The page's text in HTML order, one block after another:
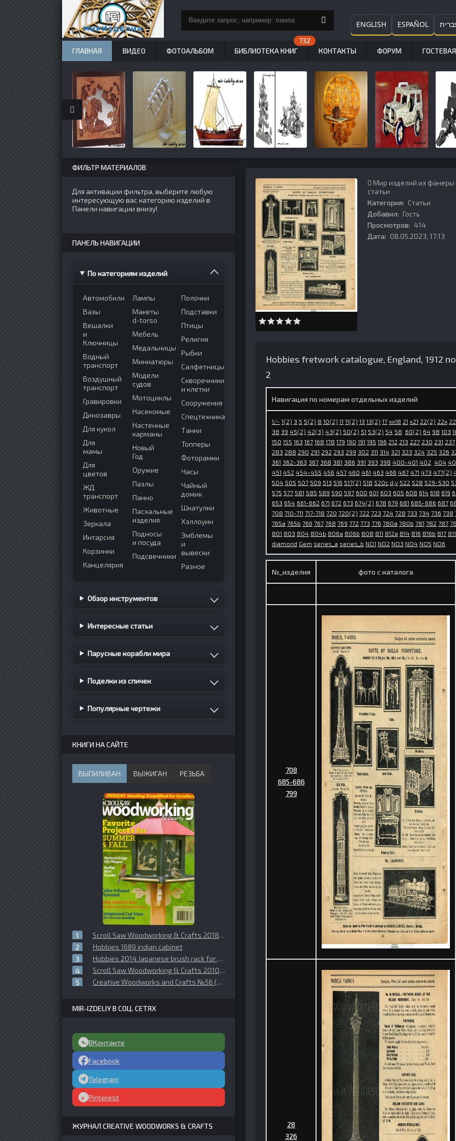
Мир изделий из фанеры
статьи
Категория: Статьи
Добавил: Гость
Просмотров: 414
Дата: 08.05.2023, 17:13
Hobbies fretwork catalogue, England, 1912
2
Навигация по номерам отдельных изделий
1/- 1(2) 3 5 5(2) 8 10(2) 11 11(2) 13 13(2) 17 xx18 21 x21 22(2) 22x
38 39 45(2) 42(3) 43(2) 50(2) 51 53(2) 54 58 60(2) 64 98 103
150 155 163 167 168 178 179 190 191 195 196 212 213 227 230 231 237
283 288 290 291 292 293 299 302 311 314 321 323 324 325 326
361 362-363 367 368 381 386 391 393 398 400-401 402 404
451 452 454-455 456 457 460 461 463 466 467 471 473 477(2)
504 505 507 509 513 516 517(2) 518 520c,d,v 522 528 529-530
575 577 581 585 589 590 597 600 601 603 605 608 614 618 619
653 654 661-662 671 672 673 674(2) 678 679 681 685-686 687
708 710-711 717-718 720 720(2) 722 723 724 728 733 734 736 738
765a 765b 766 767 768 769 772 773 776 780a 780b 781 782 787
801 803 804 804b 806a 806b 808 811 812a 814 816 816b 817
diamond Gem series_a series_b NO1 NO2 NO3 NO4 NO5 NO6
№_изделия фото с каталога
708
685-686
799
28
326
ФИЛЬТР МАТЕРИАЛОВ
Для активации фильтра, выберите любую
интересующую вас категорию изделий в
Панели навигации внизу!
ПАНЕЛЬ НАВИГАЦИИ
По категориям изделий
Автомобили
Вазы
Вешалки
и
Ключницы
Водный
транспорт
Воздушный
транспорт
Гравировки
Динозавры
Для кукол
Для
мамы
Для
цветов
ЖД
транспорт
Животные
Зеркала
Интарсия
Корзинки
Канцелярия
Лампы
Макеты
d-torso
Мебель
Медальницы
Миниатюры
Модели
судов
Мотоциклы
Насекомые
Настенные
карманы
Новый
Год
Оружие
Пазлы
Панно
Пасхальные
изделия
Подносы
и посуда
Подсвечники
Полочки
Подставки
Птицы
Религия
Рыбки
Салфетницы
Скворечники
и клетки
Сооружения
Спецтехника
Танки
Топперы
Фоторамки
Часы
Чайный
домик
Шкатулки
Хэллоуин
Эмблемы
и
вывески
Разное
Обзор инструментов
Интересные статьи
Парусные корабли мира
Поделки из спичек
Популярные чертежи
КНИГИ НА САЙТЕ
ВЫПИЛИВАН ВЫЖИГАН РЕЗЬБА
Scroll Saw Woodworking & Crafts 2018 №072 Fall
Hobbies 1689 indian cabinet
Hobbies 2014 Japanese brush rack for the hall
Scroll Saw Woodworking & Crafts 2010 №040
Creative Woodworks and Crafts №56 (1998-06)
MIR-IZDELIY В СОЦ. СЕТЯХ
ВКонтакте
Facebook
Telegram
Pinterest
ЖУРНАЛ CREATIVE WOODWORKS & CRAFTS
ENGLISH ESPAÑOL
ГЛАВНАЯ ВИДЕО ФОТОАЛЬБОМ БИБЛИОТЕКА КНИГ КОНТАКТЫ ФОРУМ ГОСТЕВАЯ